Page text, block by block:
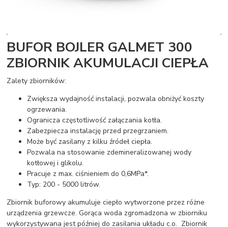
BUFOR BOJLER GALMET 300
ZBIORNIK AKUMULACJI CIEPŁA
Zalety zbiorników:
Zwiększa wydajność instalacji, pozwala obniżyć koszty
ogrzewania.
Ogranicza częstotliwość załączania kotła.
Zabezpiecza instalację przed przegrzaniem.
Może być zasilany z kilku źródeł ciepła.
Pozwala na stosowanie zdemineralizowanej wody
kotłowej i glikolu.
Pracuje z max. ciśnieniem do 0,6MPa*.
Typ: 200 - 5000 litrów.
Zbiornik buforowy akumuluje ciepło wytworzone przez różne
urządzenia grzewcze. Gorąca woda zgromadzona w zbiorniku
wykorzystywana jest później do zasilania układu c.o. Zbiornik